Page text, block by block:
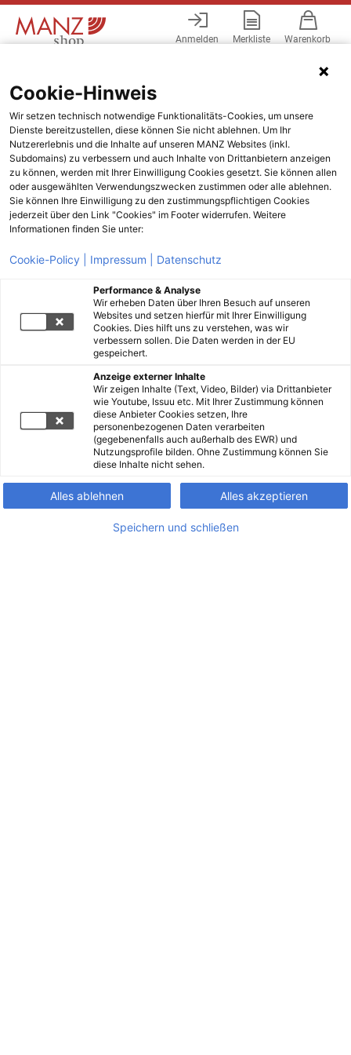
Anmelden Merkliste Warenkorb
Cookie-Hinweis
Wir setzen technisch notwendige Funktionalitäts-Cookies, um unsere
Dienste bereitzustellen, diese können Sie nicht ablehnen. Um Ihr
Nutzererlebnis und die Inhalte auf unseren MANZ Websites (inkl.
Subdomains) zu verbessern und auch Inhalte von Drittanbietern anzeigen
zu können, werden mit Ihrer Einwilligung Cookies gesetzt. Sie können allen
oder ausgewählten Verwendungszwecken zustimmen oder alle ablehnen.
Sie können Ihre Einwilligung zu den zustimmungspflichtigen Cookies
jederzeit über den Link "Cookies" im Footer widerrufen. Weitere
Informationen finden Sie unter:
Cookie-Policy | Impressum | Datenschutz
Performance & Analyse
Wir erheben Daten über Ihren Besuch auf unseren
Websites und setzen hierfür mit Ihrer Einwilligung
Cookies. Dies hilft uns zu verstehen, was wir
verbessern sollen. Die Daten werden in der EU
gespeichert.
Anzeige externer Inhalte
Wir zeigen Inhalte (Text, Video, Bilder) via Drittanbieter
wie Youtube, Issuu etc. Mit Ihrer Zustimmung können
diese Anbieter Cookies setzen, Ihre
personenbezogenen Daten verarbeiten
(gegebenenfalls auch außerhalb des EWR) und
Nutzungsprofile bilden. Ohne Zustimmung können Sie
diese Inhalte nicht sehen.
Alles ablehnen Alles akzeptieren
Speichern und schließen